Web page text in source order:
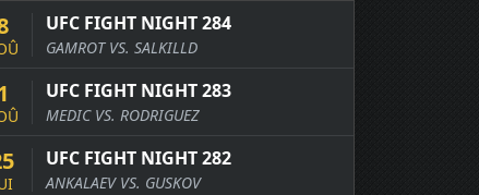
UFC FIGHT NIGHT 284
GAMROT VS. SALKILLD
UFC FIGHT NIGHT 283
MEDIC VS. RODRIGUEZ
UFC FIGHT NIGHT 282
ANKALAEV VS. GUSKOV